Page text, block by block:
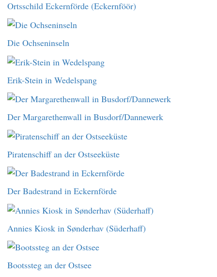
Ortsschild Eckernförde (Eckernföör)
Die Ochseninseln
Erik-Stein in Wedelspang
Der Margarethenwall in Busdorf/Dannewerk
Piratenschiff an der Ostseeküste
Der Badestrand in Eckernförde
Annies Kiosk in Sønderhav (Süderhaff)
Bootssteg an der Ostsee